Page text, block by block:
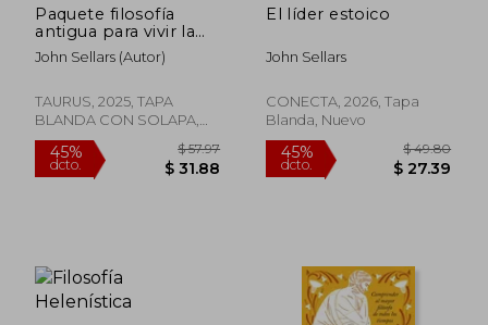
Paquete filosofía
antigua para vivir la
vida moderna (Dos
libros)
John Sellars (Autor)
TAURUS, 2025, TAPA
BLANDA CON SOLAPA,
Nuevo
El líder estoico
John Sellars
CONECTA, 2026, Tapa
Blanda, Nuevo